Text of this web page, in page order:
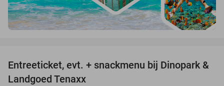
22%
Entreeticket, evt. + snackmenu bij Dinopark &
Landgoed Tenaxx